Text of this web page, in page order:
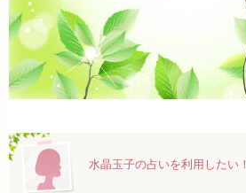
水晶玉子の占いを利用したい！